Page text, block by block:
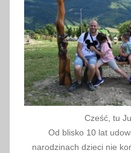
1
9
Cześć, tu
Od blisko 10 lat
narodzinach dzieci nie